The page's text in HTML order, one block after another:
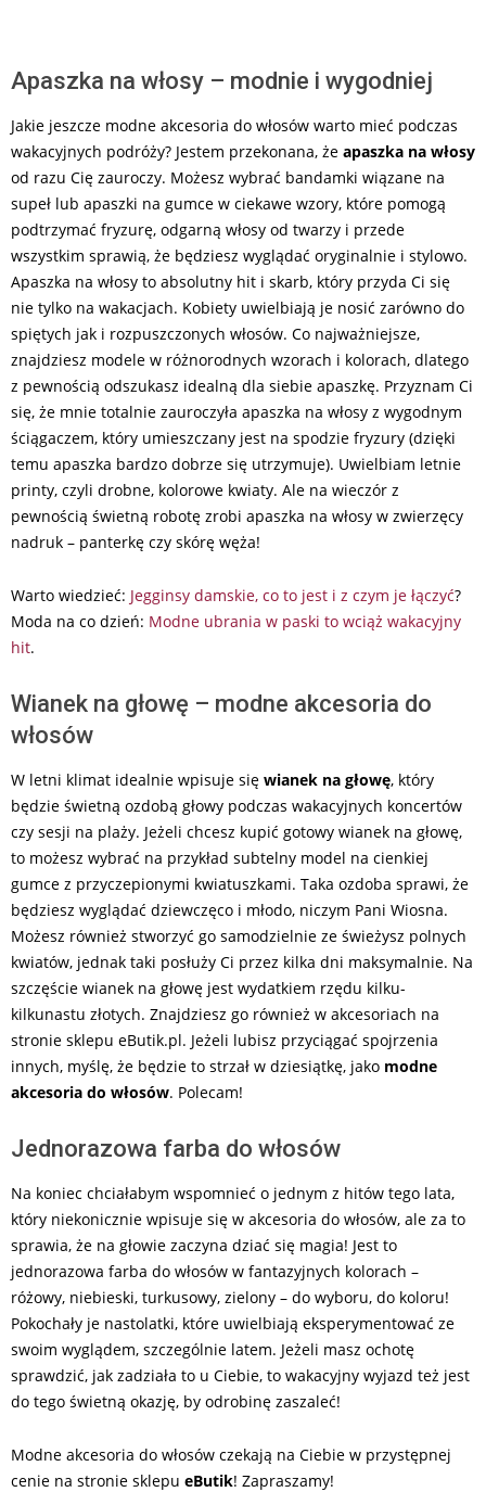
Apaszka na włosy – modnie i wygodniej
Jakie jeszcze modne akcesoria do włosów warto mieć podczas
wakacyjnych podróży? Jestem przekonana, że apaszka na włosy
od razu Cię zauroczy. Możesz wybrać bandamki wiązane na
supeł lub apaszki na gumce w ciekawe wzory, które pomogą
podtrzymać fryzurę, odgarną włosy od twarzy i przede
wszystkim sprawią, że będziesz wyglądać oryginalnie i stylowo.
Apaszka na włosy to absolutny hit i skarb, który przyda Ci się
nie tylko na wakacjach. Kobiety uwielbiają je nosić zarówno do
spiętych jak i rozpuszczonych włosów. Co najważniejsze,
znajdziesz modele w różnorodnych wzorach i kolorach, dlatego
z pewnością odszukasz idealną dla siebie apaszkę. Przyznam Ci
się, że mnie totalnie zauroczyła apaszka na włosy z wygodnym
ściągaczem, który umieszczany jest na spodzie fryzury (dzięki
temu apaszka bardzo dobrze się utrzymuje). Uwielbiam letnie
printy, czyli drobne, kolorowe kwiaty. Ale na wieczór z
pewnością świetną robotę zrobi apaszka na włosy w zwierzęcy
nadruk – panterkę czy skórę węża!
Warto wiedzieć: Jegginsy damskie, co to jest i z czym je łączyć?
Moda na co dzień: Modne ubrania w paski to wciąż wakacyjny
hit.
Wianek na głowę – modne akcesoria do
włosów
W letni klimat idealnie wpisuje się wianek na głowę, który
będzie świetną ozdobą głowy podczas wakacyjnych koncertów
czy sesji na plaży. Jeżeli chcesz kupić gotowy wianek na głowę,
to możesz wybrać na przykład subtelny model na cienkiej
gumce z przyczepionymi kwiatuszkami. Taka ozdoba sprawi, że
będziesz wyglądać dziewczęco i młodo, niczym Pani Wiosna.
Możesz również stworzyć go samodzielnie ze świeżysz polnych
kwiatów, jednak taki posłuży Ci przez kilka dni maksymalnie. Na
szczęście wianek na głowę jest wydatkiem rzędu kilku-
kilkunastu złotych. Znajdziesz go również w akcesoriach na
stronie sklepu eButik.pl. Jeżeli lubisz przyciągać spojrzenia
innych, myślę, że będzie to strzał w dziesiątkę, jako modne
akcesoria do włosów. Polecam!
Jednorazowa farba do włosów
Na koniec chciałabym wspomnieć o jednym z hitów tego lata,
który niekonicznie wpisuje się w akcesoria do włosów, ale za to
sprawia, że na głowie zaczyna dziać się magia! Jest to
jednorazowa farba do włosów w fantazyjnych kolorach –
różowy, niebieski, turkusowy, zielony – do wyboru, do koloru!
Pokochały je nastolatki, które uwielbiają eksperymentować ze
swoim wyglądem, szczególnie latem. Jeżeli masz ochotę
sprawdzić, jak zadziała to u Ciebie, to wakacyjny wyjazd też jest
do tego świetną okazję, by odrobinę zaszaleć!
Modne akcesoria do włosów czekają na Ciebie w przystępnej
cenie na stronie sklepu eButik! Zapraszamy!